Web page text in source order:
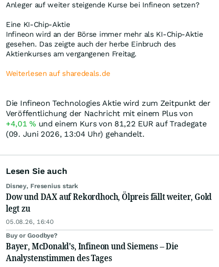
Anleger auf weiter steigende Kurse bei Infineon setzen?
Eine KI-Chip-Aktie
Infineon wird an der Börse immer mehr als KI-Chip-Aktie
gesehen. Das zeigte auch der herbe Einbruch des
Aktienkurses am vergangenen Freitag.
Weiterlesen auf sharedeals.de
Die Infineon Technologies Aktie wird zum Zeitpunkt der
Veröffentlichung der Nachricht mit einem Plus von
+4,01% und einem Kurs von 81,22 EUR auf Tradegate
(09. Juni 2026, 13:04 Uhr) gehandelt.
Lesen Sie auch
Disney, Fresenius stark
Dow und DAX auf Rekordhoch, Ölpreis fällt weiter, Gold
legt zu
05.08.26, 16:40
Buy or Goodbye?
Bayer, McDonald's, Infineon und Siemens – Die
Analystenstimmen des Tages